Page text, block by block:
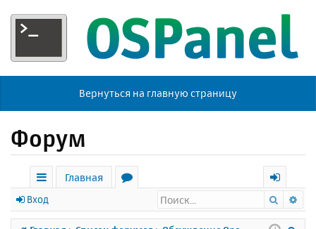
Вернуться на главную страницу
Форум
с
ы
Главная
р
х
о
Вход Поиск